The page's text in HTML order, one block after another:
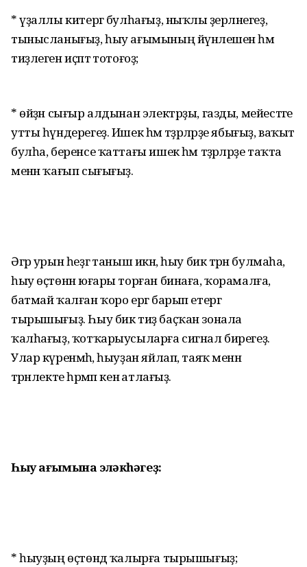
* үҙаллы китергә булһағыҙ, ныҡлы әҙерләнегеҙ,
тынысланығыҙ, һыу ағымының йүнәлешен һәм
тиҙлеген иҫәптә тотоғоҙ;
* өйҙән сығыр алдынан электрҙы, газды, мейестәге
утты һүндерегеҙ. Ишек һәм тәҙрәләрҙе ябығыҙ, ваҡыт
булһа, беренсе ҡаттағы ишек һәм тәҙрәләрҙе таҡта
менән ҡағып сығығыҙ.
Әгәр урын һеҙгә таныш икән, һыу бик тәрән булмаһа,
һыу өҫтөнән юға­ры торған бинаға, ҡорамалға,
бат­май ҡалған ҡоро ергә барып етер­гә
тырышығыҙ. Һыу бик тиҙ баҫ­ҡан зонала
ҡалһағыҙ, ҡотҡа­рыу­сыларға сигнал бирегеҙ.
Улар кү­ренмәһә, һыуҙан яйлап, таяҡ менән
тәрәнлекте һәрмәп кенә атлағыҙ.
Һыу ағымына эләкһәгеҙ:
* һыуҙың өҫтөндә ҡалырға тырышығыҙ;